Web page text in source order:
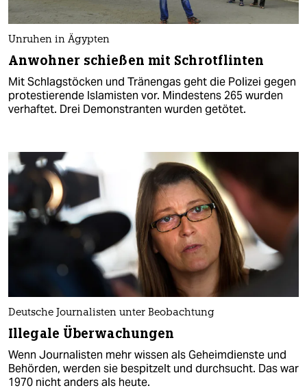
Unruhen in Ägypten
Anwohner schießen mit Schrotflinten
Mit Schlagstöcken und Tränengas geht die Polizei gegen
protestierende Islamisten vor. Mindestens 265 wurden
verhaftet. Drei Demonstranten wurden getötet.
Deutsche Journalisten unter Beobachtung
Illegale Überwachungen
Wenn Journalisten mehr wissen als Geheimdienste und
Behörden, werden sie bespitzelt und durchsucht. Das war
1970 nicht anders als heute.